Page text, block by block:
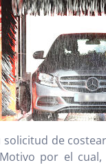
solicitud de
por el